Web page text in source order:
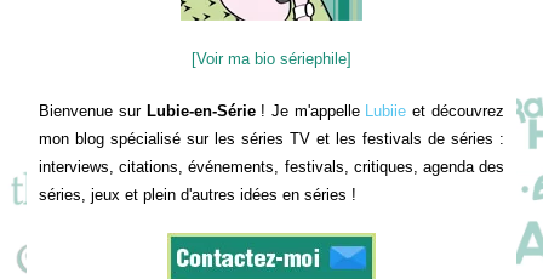
[Voir ma bio sériephile]
Bienvenue sur Lubie-en-Série! Je m'appelle Lubiie et découvrez
mon blog spécialisé sur les séries TV et les festivals de séries :
interviews, citations, événements, festivals, critiques, agenda des
séries, jeux et plein d'autres idées en séries !